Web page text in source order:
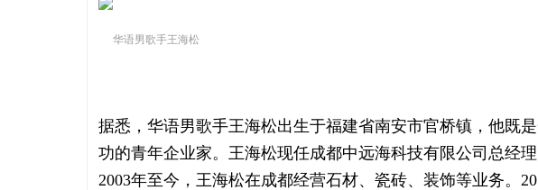
华语男歌手王海松
据悉，华语男歌手王海松出生于福建省南安市官桥镇，他既
功的青年企业家。王海松现任成都中远海科技有限公司总经
2003年至今，王海松在成都经营石材、瓷砖、装饰等业务。